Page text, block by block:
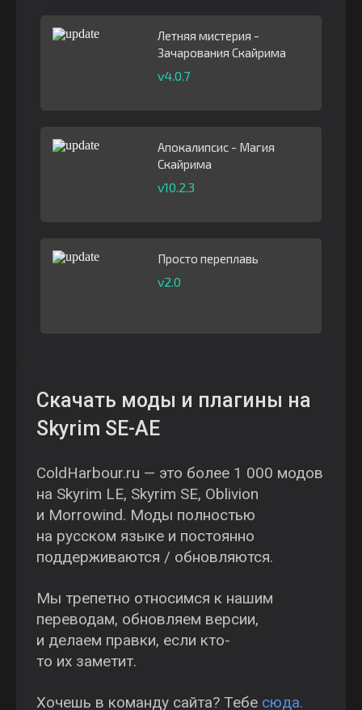
Летняя мистерия -
Зачарования Скайрима
v4.0.7
Апокалипсис - Магия
Скайрима
v10.2.3
Просто переплавь
v2.0
Скачать моды и плагины на
Skyrim SE-AE
ColdHarbour.ru — это более 1 000 модов
на Skyrim LE, Skyrim SE, Oblivion
и Morrowind. Моды полностью
на русском языке и постоянно
поддерживаются / обновляются.
Мы трепетно относимся к нашим
переводам, обновляем версии,
и делаем правки, если кто-
то их заметит.
Хочешь в команду сайта? Тебе сюда.